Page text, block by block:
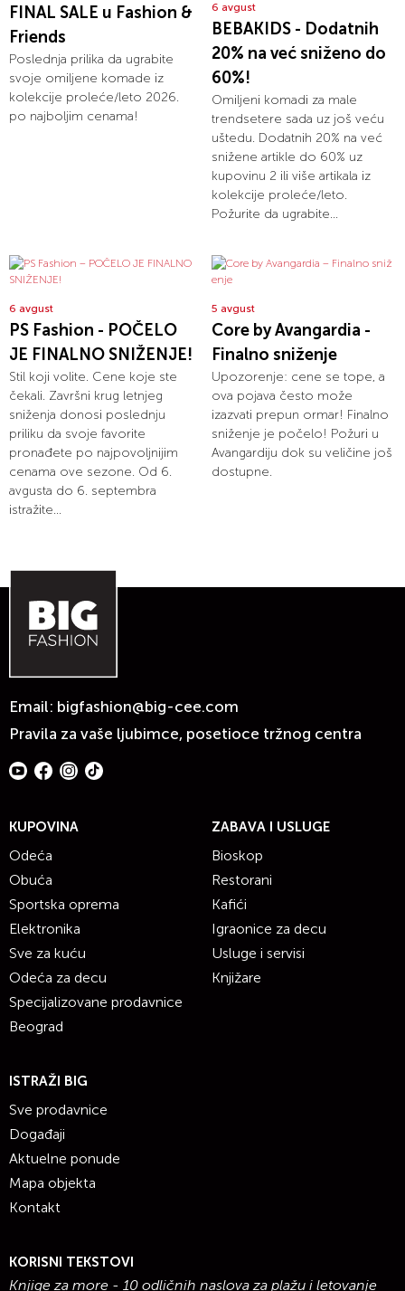
FINAL SALE u Fashion &
Friends
Poslednja prilika da ugrabite
svoje omiljene komade iz
kolekcije proleće/leto 2026.
po najboljim cenama!
6 avgust
BEBAKIDS - Dodatnih
20% na već sniženo do
60%!
Omiljeni komadi za male
trendsetere sada uz još veću
uštedu. Dodatnih 20% na već
snižene artikle do 60% uz
kupovinu 2 ili više artikala iz
kolekcije proleće/leto.
Požurite da ugrabite...
6 avgust
PS Fashion - POČELO
JE FINALNO SNIŽENJE!
Stil koji volite. Cene koje ste
čekali. Završni krug letnjeg
sniženja donosi poslednju
priliku da svoje favorite
pronađete po najpovoljnijim
cenama ove sezone. Od 6.
avgusta do 6. septembra
istražite...
5 avgust
Core by Avangardia -
Finalno sniženje
Upozorenje: cene se tope, a
ova pojava često može
izazvati prepun ormar! Finalno
sniženje je počelo! Požuri u
Avangardiju dok su veličine još
dostupne.
Email: bigfashion@big-cee.com
Pravila za vaše ljubimce, posetioce tržnog centra
KUPOVINA
Odeća
Obuća
Sportska oprema
Elektronika
Sve za kuću
Odeća za decu
Specijalizovane prodavnice
Beograd
ZABAVA I USLUGE
Bioskop
Restorani
Kafići
Igraonice za decu
Usluge i servisi
Knjižare
ISTRAŽI BIG
Sve prodavnice
Događaji
Aktuelne ponude
Mapa objekta
Kontakt
KORISNI TEKSTOVI
Knjige za more - 10 odličnih naslova za plažu i letovanje